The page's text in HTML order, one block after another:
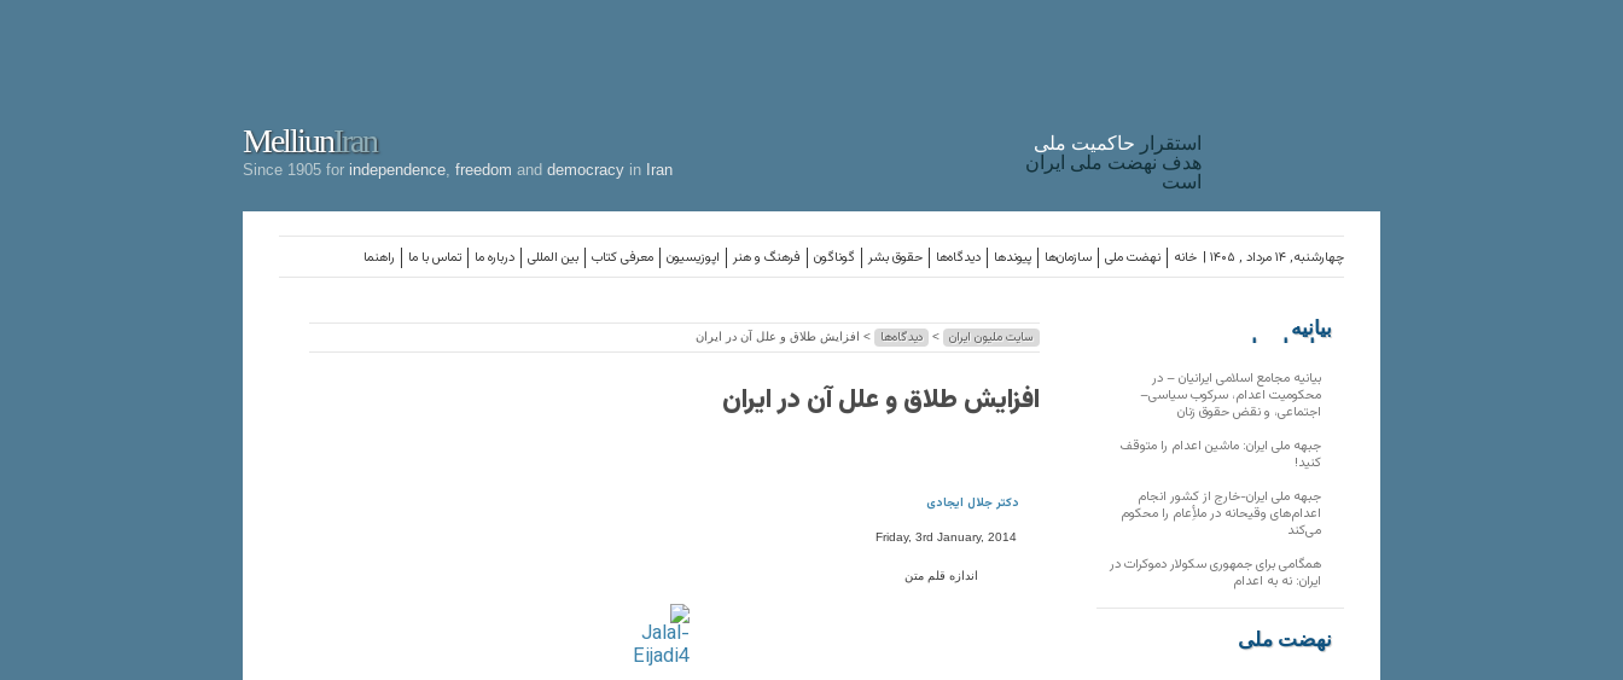
MelliunIran
Since 1905 for independence freedom and democracy in Iran
استقرار حاکميت ملی
هدف نهضت ملی ایران
است
راهنما تماس با ما درباره ما بین المللی معرفی کتاب اپوزیسیون فرهنگ و هنر گوناگون حقوق بشر دیدگاه‌ها پیوندها سازمان‌ها نهضت ملی خانه چهارشنبه, ۱۴ مرداد , ۱۴۰۵ |
سایت ملیون ایران > دیدگاه‌ها > افزايش طلاق و علل آن در ايران
افزايش طلاق و علل آن در ايران
دکتر جلال ایجادی
Friday, 3rd January, 2014
اندازه قلم متن
بیانیه
سازمان‌های
بیانیه مجامع اسلامی ایرانیان – در
محکومیت اعدام، سرکوب سیاسی–
اجتماعی، و نقض حقوق زنان
جبهه ملی ایران: ماشین اعدام را متوقف
کنید!
جبهه ملی ایران-خارج از کشور انجام
اعدام‌های وقیحانه در ملأِعام را محکوم
می‌کند
همگامی برای جمهوری سکولار دموکرات در
ایران: نه به اعدام
نهضت ملی